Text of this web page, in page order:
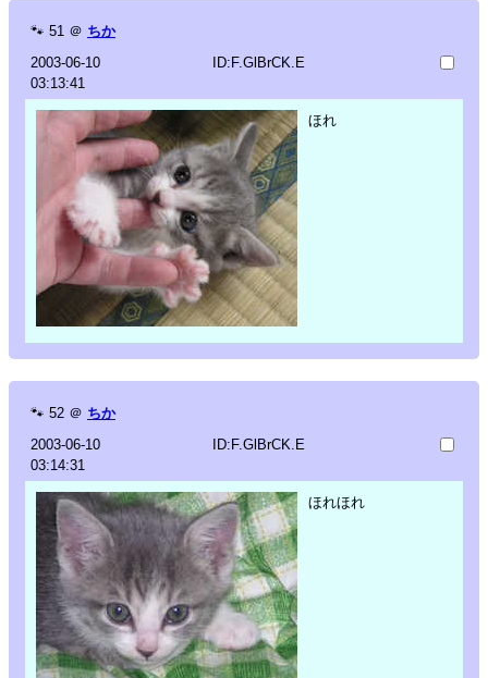
🐾 51 ＠ ちか
2003-06-10
03:13:41
ID:F.GlBrCK.E
ほれ
🐾 52 ＠ ちか
2003-06-10
03:14:31
ID:F.GlBrCK.E
ほれほれ